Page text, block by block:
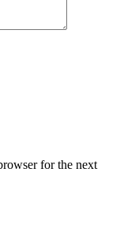
for the next